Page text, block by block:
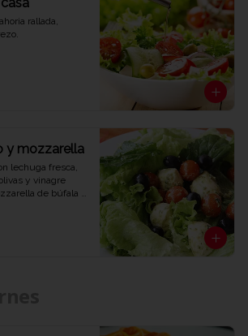
rallada,
y mozzarella
lechuga fresca,
y vinagre
de búfala